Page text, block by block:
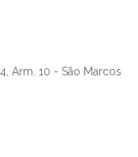
Arm. 10 - São Marcos